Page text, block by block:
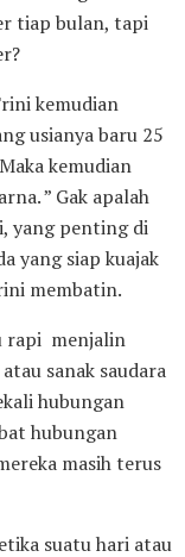
tiap bulan, tapi
kemudian
usianya baru 25
kemudian
” Gak apalah
yang penting di
yang siap kuajak
membatin.
rapi menjalin
sanak saudara
hubungan
hubungan
masih terus
suatu hari atau